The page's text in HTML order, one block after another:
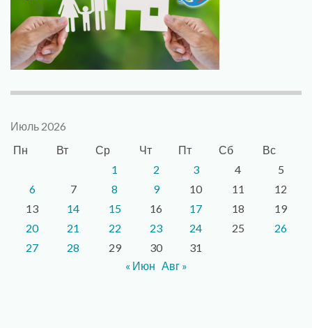
Июль 2026
Пн
Вт Ср Чт Пт Сб
Вс
1
2 3 4
5
6
7 8 9 10 11
12
13
14 15 16 17 18
19
20
21 22 23 24 25
26
27
28 29 30
31
« Июн Авг »